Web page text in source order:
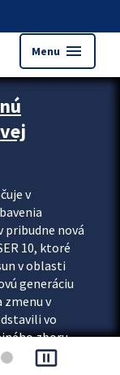
Menu menu
v
pribudne nová
10, ktoré
v oblasti
generáciu
v
vo
zboru
pause_presentation